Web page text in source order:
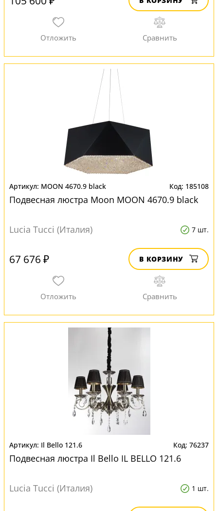
MOON 4670.9 black 185108
Подвесная люстра Moon MOON 4670.9 black
Lucia Tucci (Италия) 7 шт.
67 676 ₽ В КОРЗИНУ
Il Bello 121.6 76237
Подвесная люстра Il Bello IL BELLO 121.6
Lucia Tucci (Италия) 1 шт.